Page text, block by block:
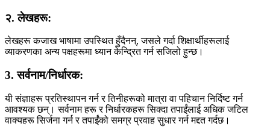
२. लेखहरू:
लेखहरू कजाख भाषामा उपस्थित हुँदैनन्, जसले गर्दा शिक्षार्थीहरूलाई
व्याकरणका अन्य पक्षहरूमा ध्यान केन्द्रित गर्न सजिलो हुन्छ।
3. सर्वनाम/निर्धारक:
यी संज्ञाहरू प्रतिस्थापन गर्न र तिनीहरूको मात्रा वा पहिचान निर्दिष्ट गर्न
आवश्यक छन्। सर्वनाम हरू र निर्धारकहरू सिक्दा तपाईंलाई अधिक जटिल
वाक्यहरू सिर्जना गर्न र तपाईंको समग्र प्रवाह सुधार गर्न मद्दत गर्दछ।